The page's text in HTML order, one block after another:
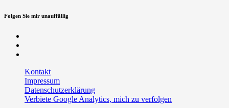
Folgen Sie mir unauffällig
Kontakt
Impressum
Datenschutzerklärung
Verbiete Google Analytics, mich zu verfolgen